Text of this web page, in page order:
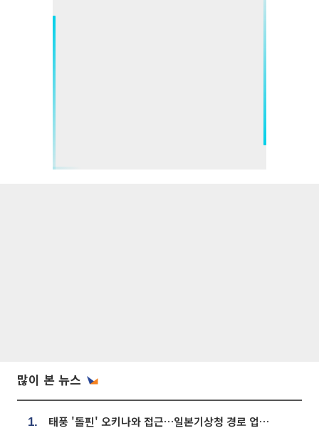
많이 본 뉴스
1. 태풍 '돌핀' 오키나와 접근…일본기상청 경로 업데이트